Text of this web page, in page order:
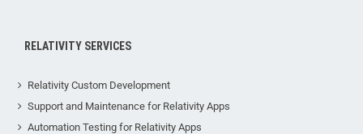
RELATIVITY SERVICES
Relativity Custom Development
Support and Maintenance for Relativity Apps
Automation Testing for Relativity Apps